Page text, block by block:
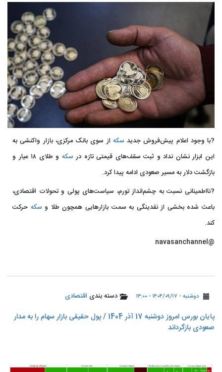
?با وجود اعلام پیش‌فروش جدید سکهاز سوی بانک مرکزی، بازار واکنشی به
این ابزار نشان نداد و ثبت سقف‌های قیمتی تازه در سکه
و طلای ۱۸ عیار و
بازگشت دلار به مسیر صعودی ادامه پیدا کرد.
?نااطمینانی نسبت به چشم‌انداز تورم، سیاست‌های پولی و تحولات اقتصادی،
باعث شده بخشی از نقدینگی به سمت بازارهایی همچون طلا و سکهحرکت
کند.
@navasanchannel
دوشنبه - ۱۴۰۴/۰۹/۱۷ - ۱۳:۰۰ دسته بندی اقتصادی
پایان بورس امروز دوشنبه 17 آذر 1404 / پول حقیقی بازار سهام را به مدار
صعودی بازگرداند